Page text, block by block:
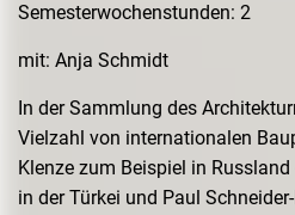
Semesterwochenstunden: 2
mit: Anja Schmidt
In der Sammlung des
Vielzahl von internationalen
Klenze zum Beispiel in
in der Türkei und Paul